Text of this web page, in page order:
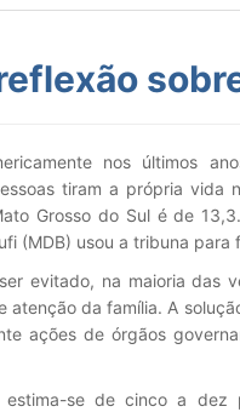
nos últimos
tiram a própria vida
Grosso do Sul é de
(MDB) usou a tribuna
evitado, na maioria das
atenção da família. A
ações de órgãos
se de cinco a dez